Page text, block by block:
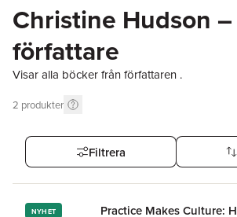
Christine Hudson –
författare
Visar alla böcker från författaren .
2 produkter
Filtrera
NYHET
Practice Makes Culture: